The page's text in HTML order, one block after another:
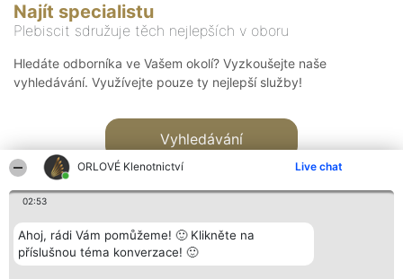
ORLOVÉ Klenotnictví Live chat
02:53
Ahoj, rádi Vám pomůžeme! 🙂 Klikněte na
příslušnou téma konverzace! 🙂
Najít specialistu
Plebiscit sdružuje těch nejlepších v oboru
Hledáte odborníka ve Vašem okolí? Vyzkoušejte naše
vyhledávání. Využívejte pouze ty nejlepší služby!
Vyhledávání